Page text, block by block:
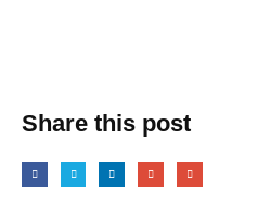
Share this post